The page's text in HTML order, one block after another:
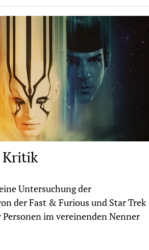
Kritik
Untersuchung der
der Fast & Furious und Star Trek
im vereinenden Nenner